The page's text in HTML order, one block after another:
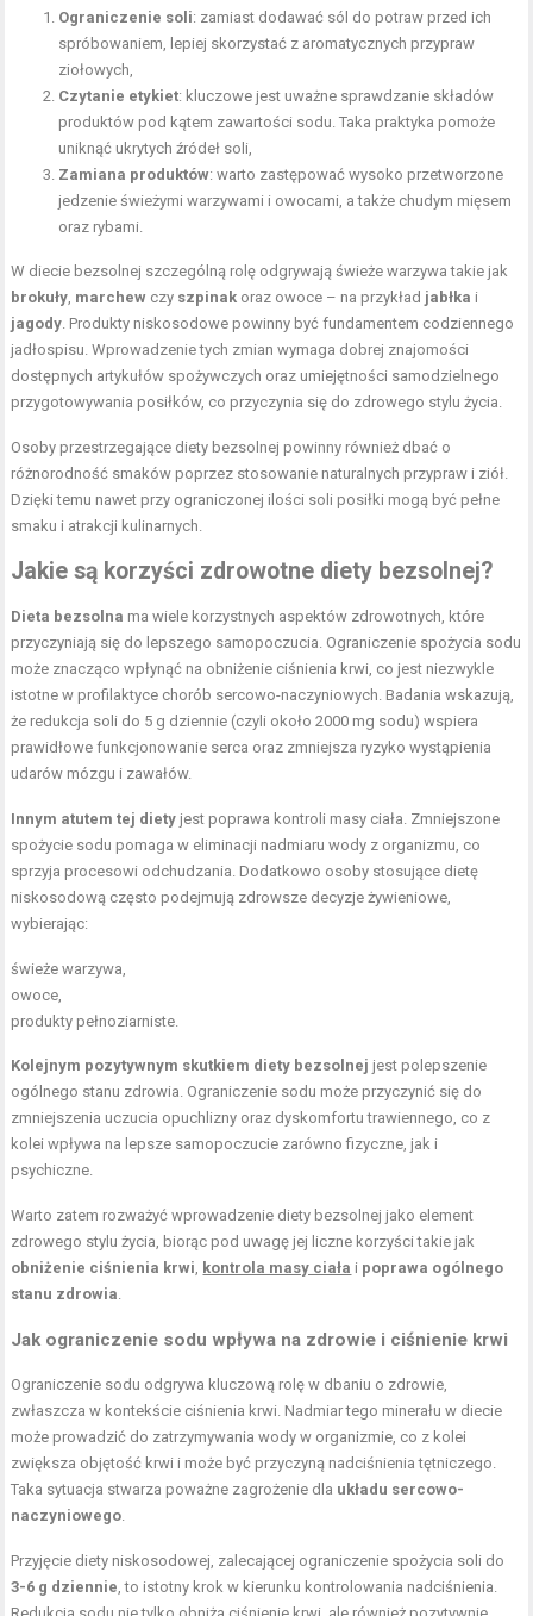
Ograniczenie soli: zamiast dodawać sól do potraw przed ich
spróbowaniem, lepiej skorzystać z aromatycznych przypraw
ziołowych,
Czytanie etykiet: kluczowe jest uważne sprawdzanie składów
produktów pod kątem zawartości sodu. Taka praktyka pomoże
uniknąć ukrytych źródeł soli,
Zamiana produktów: warto zastępować wysoko przetworzone
jedzenie świeżymi warzywami i owocami, a także chudym mięsem
oraz rybami.
W diecie bezsolnej szczególną rolę odgrywają świeże warzywa takie jak
brokuły, marchew czy szpinak oraz owoce – na przykład jabłka i
jagody. Produkty niskosodowe powinny być fundamentem codziennego
jadłospisu. Wprowadzenie tych zmian wymaga dobrej znajomości
dostępnych artykułów spożywczych oraz umiejętności samodzielnego
przygotowywania posiłków, co przyczynia się do zdrowego stylu życia.
Osoby przestrzegające diety bezsolnej powinny również dbać o
różnorodność smaków poprzez stosowanie naturalnych przypraw i ziół.
Dzięki temu nawet przy ograniczonej ilości soli posiłki mogą być pełne
smaku i atrakcji kulinarnych.
Jakie są korzyści zdrowotne diety bezsolnej?
Dieta bezsolna ma wiele korzystnych aspektów zdrowotnych, które
przyczyniają się do lepszego samopoczucia. Ograniczenie spożycia sodu
może znacząco wpłynąć na obniżenie ciśnienia krwi, co jest niezwykle
istotne w profilaktyce chorób sercowo-naczyniowych. Badania wskazują,
że redukcja soli do 5 g dziennie (czyli około 2000 mg sodu) wspiera
prawidłowe funkcjonowanie serca oraz zmniejsza ryzyko wystąpienia
udarów mózgu i zawałów.
Innym atutem tej diety jest poprawa kontroli masy ciała. Zmniejszone
spożycie sodu pomaga w eliminacji nadmiaru wody z organizmu, co
sprzyja procesowi odchudzania. Dodatkowo osoby stosujące dietę
niskosodową często podejmują zdrowsze decyzje żywieniowe,
wybierając:
świeże warzywa,
owoce,
produkty pełnoziarniste.
Kolejnym pozytywnym skutkiem diety bezsolnej jest polepszenie
ogólnego stanu zdrowia. Ograniczenie sodu może przyczynić się do
zmniejszenia uczucia opuchlizny oraz dyskomfortu trawiennego, co z
kolei wpływa na lepsze samopoczucie zarówno fizyczne, jak i
psychiczne.
Warto zatem rozważyć wprowadzenie diety bezsolnej jako element
zdrowego stylu życia, biorąc pod uwagę jej liczne korzyści takie jak
obniżenie ciśnienia krwi, kontrola masy ciała i poprawa ogólnego
stanu zdrowia.
Jak ograniczenie sodu wpływa na zdrowie i ciśnienie krwi
Ograniczenie sodu odgrywa kluczową rolę w dbaniu o zdrowie,
zwłaszcza w kontekście ciśnienia krwi. Nadmiar tego minerału w diecie
może prowadzić do zatrzymywania wody w organizmie, co z kolei
zwiększa objętość krwi i może być przyczyną nadciśnienia tętniczego.
Taka sytuacja stwarza poważne zagrożenie dla układu sercowo-
naczyniowego.
Przyjęcie diety niskosodowej, zalecającej ograniczenie spożycia soli do
3-6 g dziennie, to istotny krok w kierunku kontrolowania nadciśnienia.